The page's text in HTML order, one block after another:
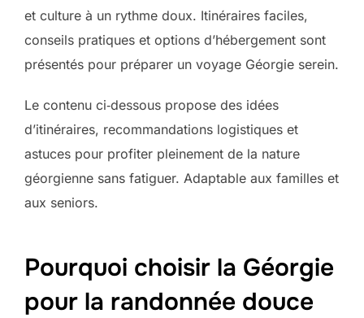
et culture à un rythme doux. Itinéraires faciles,
conseils pratiques et options d’hébergement sont
présentés pour préparer un voyage Géorgie serein.
Le contenu ci‑dessous propose des idées
d’itinéraires, recommandations logistiques et
astuces pour profiter pleinement de la nature
géorgienne sans fatiguer. Adaptable aux familles et
aux seniors.
Pourquoi choisir la Géorgie
pour la randonnée douce